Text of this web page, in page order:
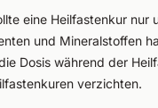
eine Heilfastenkur nur
und Mineralstoffen
Dosis während der
verzichten.